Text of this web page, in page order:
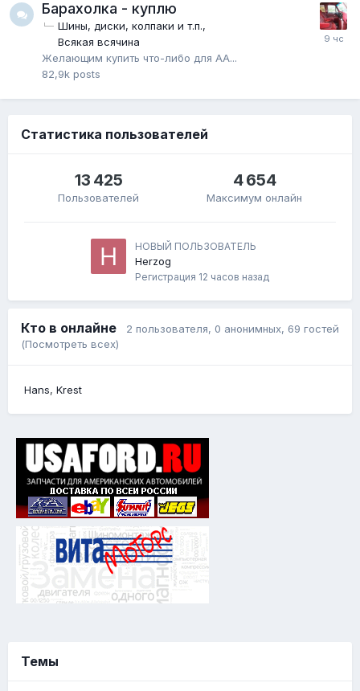
Барахолка - куплю
Шины, диски, колпаки и т.п.
Всякая всячина
Желающим купить что-либо для АА...
82,9k posts
Статистика пользователей
13 425
Пользователей
4 654
Максимум онлайн
НОВЫЙ ПОЛЬЗОВАТЕЛЬ
Herzog
Регистрация 12 часов назад
Кто в онлайне 2 пользователя, 0 анонимных, 69 гостей
(Посмотреть всех)
Hans Krest
Темы